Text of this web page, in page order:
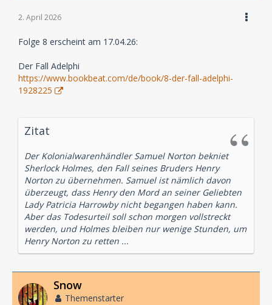
2. April 2026
Folge 8 erscheint am 17.04.26:
Der Fall Adelphi
https://www.bookbeat.com/de/book/8-der-fall-adelphi-
1928225
Zitat
Der Kolonialwarenhändler Samuel Norton bekniet
Sherlock Holmes, den Fall seines Bruders Henry
Norton zu übernehmen. Samuel ist nämlich davon
überzeugt, dass Henry den Mord an seiner Geliebten
Lady Patricia Harrowby nicht begangen haben kann.
Aber das Todesurteil soll schon morgen vollstreckt
werden, und Holmes bleiben nur wenige Stunden, um
Henry Norton zu retten ...
Snow
Themenstarter